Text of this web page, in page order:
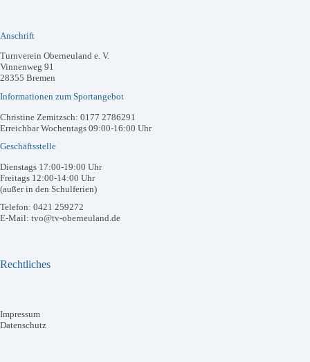
Anschrift
Turnverein Oberneuland e. V.
Vinnenweg 91
28355 Bremen
Informationen zum Sportangebot
Christine Zemitzsch: 0177 2786291
Erreichbar Wochentags 09:00-16:00 Uhr
Geschäftsstelle
Dienstags 17:00-19:00 Uhr
Freitags 12:00-14:00 Uhr
(außer in den Schulferien)
Telefon: 0421 259272
E-Mail: tvo@tv-oberneuland.de
Rechtliches
Impressum
Datenschutz